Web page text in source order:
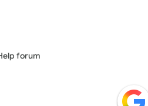
forum